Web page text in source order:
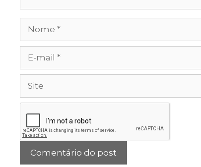
Site